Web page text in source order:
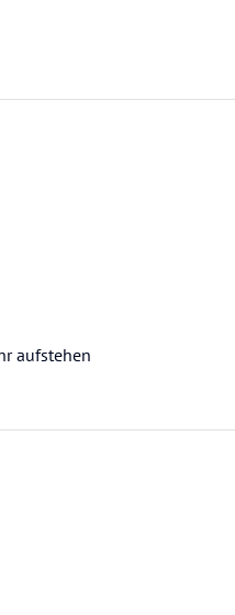
aufstehen